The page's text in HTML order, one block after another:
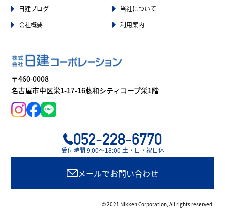
日建ブログ
当社について
会社概要
利用案内
〒460-0008
名古屋市中区栄1-17-16藤和シティコープ栄1階
052-228-6770
受付時間 9:00〜18:00 土・日・祝日休
メールでお問い合わせ
© 2021 Nikken Corporation, All rights reserved.